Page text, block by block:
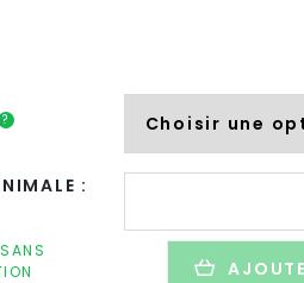
?
:
quantité
Tirelire
publicitaire